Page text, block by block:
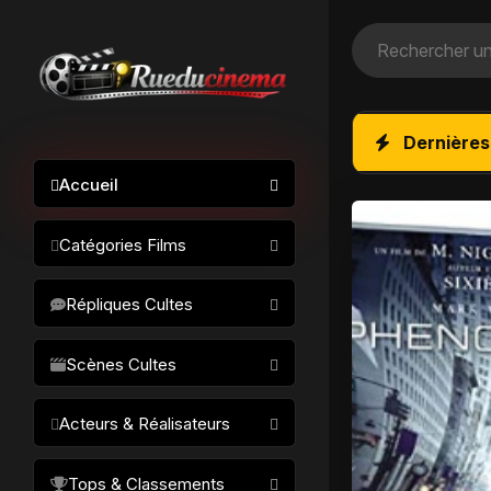
Accueil
Catégories Films
Science-fiction
Drame / Thriller
Comédie/humour
Horreur
Fantastique
Répliques Cultes
Scènes Cultes
Acteurs & Réalisateurs
Tops & Classements